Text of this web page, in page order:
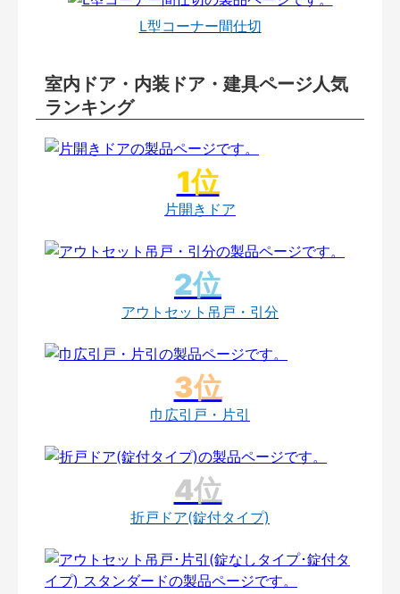
L型コーナー間仕切
室内ドア・内装ドア・建具ページ人気
ランキング
片開きドア
アウトセット吊戸・引分
巾広引戸・片引
折戸ドア(錠付タイプ)